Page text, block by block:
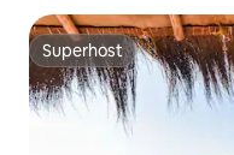
Superhost
Superhost